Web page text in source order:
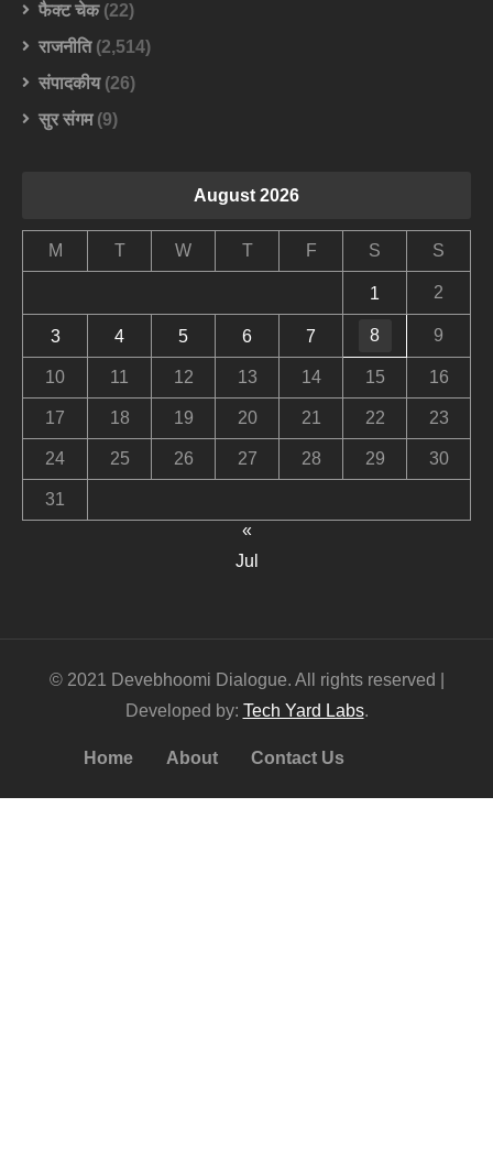
फैक्ट चेक(22)
राजनीति(2,514)
संपादकीय(26)
सुर संगम(9)
August 2026
M T W T F S S
1 2
3 4 5 6 7 8 9
10 11 12 13 14 15 16
17 18 19 20 21 22 23
24 25 26 27 28 29 30
31
«
Jul
© 2021 Devebhoomi Dialogue. All rights reserved |
Developed by: Tech Yard Labs.
Home About Contact Us